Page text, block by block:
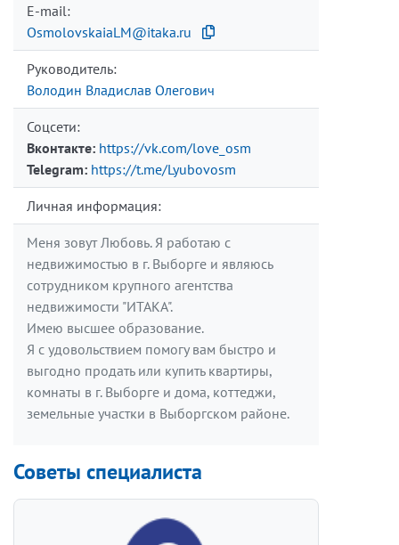
E-mail:
OsmolovskaiaLM@itaka.ru
Руководитель:
Володин Владислав Олегович
Соцсети:
Вконтакте: https://vk.com/love_osm
Telegram: https://t.me/Lyubovosm
Личная информация:
Меня зовут Любовь. Я работаю с
недвижимостью в г. Выборге и являюсь
сотрудником крупного агентства
недвижимости "ИТАКА".
Имею высшее образование.
Я с удовольствием помогу вам быстро и
выгодно продать или купить квартиры,
комнаты в г. Выборге и дома, коттеджи,
земельные участки в Выборгском районе.
Советы специалиста